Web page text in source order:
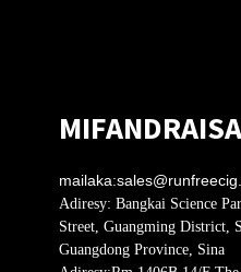
mailaka:
Adiresy: Bangkai Science
Street, Guangming District,
Guangdong Province, Sina